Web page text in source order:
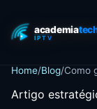
Home/Blog/Como
Artigo